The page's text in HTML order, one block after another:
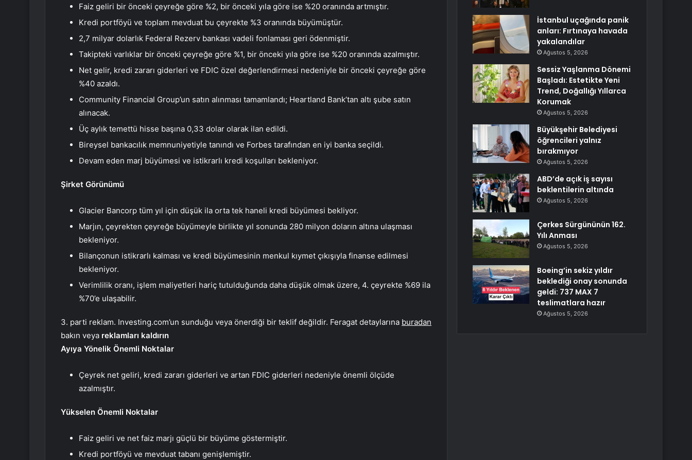
Faiz geliri bir önceki çeyreğe göre %2, bir önceki yıla göre ise %20 oranında artmıştır.
Kredi portföyü ve toplam mevduat bu çeyrekte %3 oranında büyümüştür.
2,7 milyar dolarlık Federal Rezerv bankası vadeli fonlaması geri ödenmiştir.
Takipteki varlıklar bir önceki çeyreğe göre %1, bir önceki yıla göre ise %20 oranında azalmıştır.
Net gelir, kredi zararı giderleri ve FDIC özel değerlendirmesi nedeniyle bir önceki çeyreğe göre
%40 azaldı.
Community Financial Group’un satın alınması tamamlandı; Heartland Bank’tan altı şube satın
alınacak.
Üç aylık temettü hisse başına 0,33 dolar olarak ilan edildi.
Bireysel bankacılık memnuniyetiyle tanındı ve Forbes tarafından en iyi banka seçildi.
Devam eden marj büyümesi ve istikrarlı kredi koşulları bekleniyor.
Şirket Görünümü
Glacier Bancorp tüm yıl için düşük ila orta tek haneli kredi büyümesi bekliyor.
Marjın, çeyrekten çeyreğe büyümeyle birlikte yıl sonunda 280 milyon doların altına ulaşması
bekleniyor.
Bilançonun istikrarlı kalması ve kredi büyümesinin menkul kıymet çıkışıyla finanse edilmesi
bekleniyor.
Verimlilik oranı, işlem maliyetleri hariç tutulduğunda daha düşük olmak üzere, 4. çeyrekte %69 ila
%70’e ulaşabilir.
3. parti reklam. Investing.com’un sunduğu veya önerdiği bir teklif değildir. Feragat detaylarına buradan
bakın veya reklamları kaldırın
Ayıya Yönelik Önemli Noktalar
Çeyrek net geliri, kredi zararı giderleri ve artan FDIC giderleri nedeniyle önemli ölçüde
azalmıştır.
Yükselen Önemli Noktalar
Faiz geliri ve net faiz marjı güçlü bir büyüme göstermiştir.
Kredi portföyü ve mevduat tabanı genişlemiştir.
İstanbul uçağında panik
anları: Fırtınaya havada
yakalandılar
Ağustos 5, 2026
Sessiz Yaşlanma Dönemi
Başladı: Estetikte Yeni
Trend, Doğallığı Yıllarca
Korumak
Ağustos 5, 2026
Büyükşehir Belediyesi
öğrencileri yalnız
bırakmıyor
Ağustos 5, 2026
ABD’de açık iş sayısı
beklentilerin altında
Ağustos 5, 2026
Çerkes Sürgününün 162.
Yılı Anması
Ağustos 5, 2026
Boeing’in sekiz yıldır
beklediği onay sonunda
geldi: 737 MAX 7
teslimatlara hazır
Ağustos 5, 2026